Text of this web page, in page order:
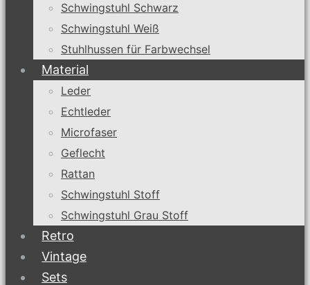
Schwingstuhl Schwarz
Schwingstuhl Weiß
Stuhlhussen für Farbwechsel
Material
Leder
Echtleder
Microfaser
Geflecht
Rattan
Schwingstuhl Stoff
Schwingstuhl Grau Stoff
Retro
Vintage
Sets